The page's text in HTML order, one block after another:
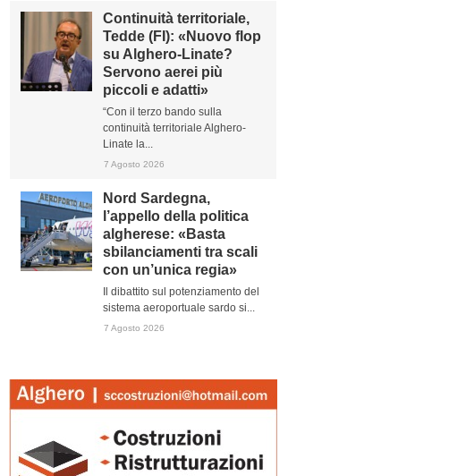
Continuità territoriale,
Tedde (FI): «Nuovo flop
su Alghero-Linate?
Servono aerei più
piccoli e adatti»
“Con il terzo bando sulla
continuità territoriale Alghero-
Linate la...
7 Agosto 2026
Nord Sardegna,
l’appello della politica
algherese: «Basta
sbilanciamenti tra scali
con un’unica regia»
Il dibattito sul potenziamento del
sistema aeroportuale sardo si...
7 Agosto 2026